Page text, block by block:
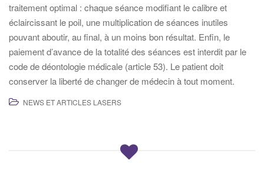
traitement optimal : chaque séance modifiant le calibre et
éclaircissant le poil, une multiplication de séances inutiles
pouvant aboutir, au final, à un moins bon résultat. Enfin, le
paiement d’avance de la totalité des séances est interdit par le
code de déontologie médicale (article 53). Le patient doit
conserver la liberté de changer de médecin à tout moment.
NEWS ET ARTICLES LASERS